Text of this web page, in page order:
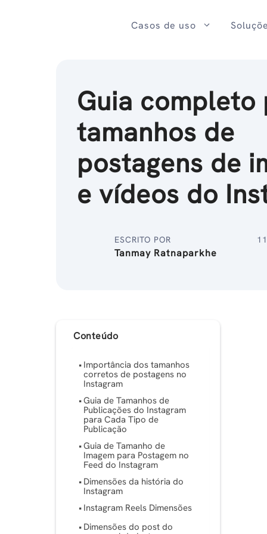
Casos de uso
Guia completo
tamanhos de
postagens de
e vídeos do
ESCRITO POR
Tanmay Ratnaparkhe
Conteúdo
Importância dos tamanhos
corretos de postagens no
Instagram
Guia de Tamanhos de
Publicações do Instagram
para Cada Tipo de
Publicação
Guia de Tamanho de
Imagem para Postagem no
Feed do Instagram
Dimensões da história do
Instagram
Instagram Reels Dimensões
Dimensões do post do